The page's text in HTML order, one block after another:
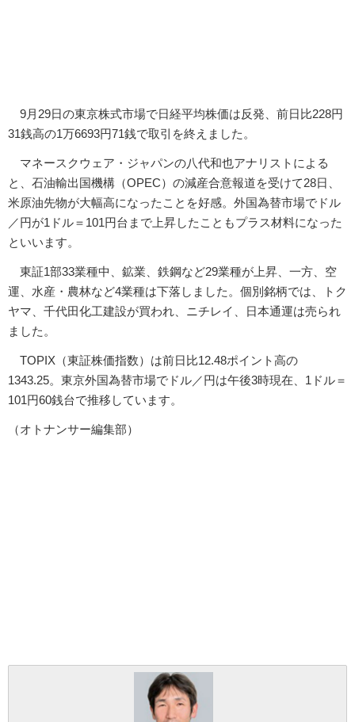
9月29日の東京株式市場で日経平均株価は反発、前日比228円
31銭高の1万6693円71銭で取引を終えました。
マネースクウェア・ジャパンの八代和也アナリストによる
と、石油輸出国機構（OPEC）の減産合意報道を受けて28日、
米原油先物が大幅高になったことを好感。外国為替市場でドル
／円が1ドル＝101円台まで上昇したこともプラス材料になった
といいます。
東証1部33業種中、鉱業、鉄鋼など29業種が上昇、一方、空
運、水産・農林など4業種は下落しました。個別銘柄では、トク
ヤマ、千代田化工建設が買われ、ニチレイ、日本通運は売られ
ました。
TOPIX（東証株価指数）は前日比12.48ポイント高の
1343.25。東京外国為替市場でドル／円は午後3時現在、1ドル＝
101円60銭台で推移しています。
（オトナンサー編集部）